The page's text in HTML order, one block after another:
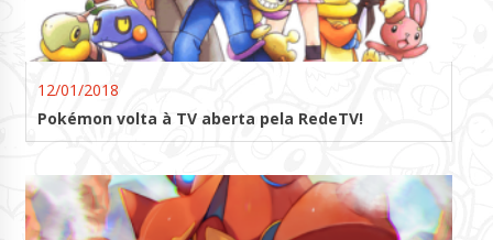
12/01/2018
Pokémon volta à TV aberta pela RedeTV!